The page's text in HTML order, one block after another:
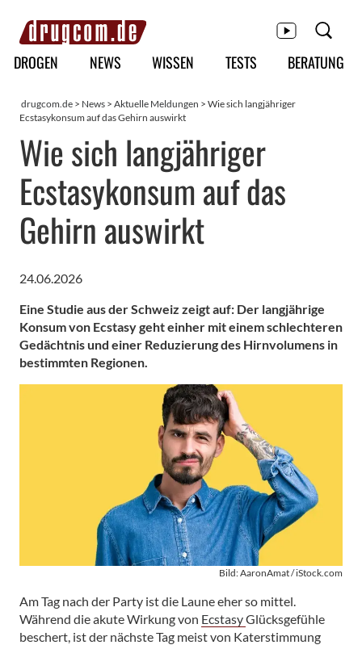
Hauptmenü
DROGEN NEWS WISSEN TESTS BERATUNG
drugcom.de > News > Aktuelle Meldungen > Wie sich langjähriger
Ecstasykonsum auf das Gehirn auswirkt
Wie sich langjähriger
Ecstasykonsum auf das
Gehirn auswirkt
24.06.2026
Eine Studie aus der Schweiz zeigt auf: Der langjährige
Konsum von Ecstasy geht einher mit einem schlechteren
Gedächtnis und einer Reduzierung des Hirnvolumens in
bestimmten Regionen.
Bild: AaronAmat / iStock.com
Am Tag nach der Party ist die Laune eher so mittel.
Während die akute Wirkung von EcstasyGlücksgefühle
beschert, ist der nächste Tag meist von Katerstimmung